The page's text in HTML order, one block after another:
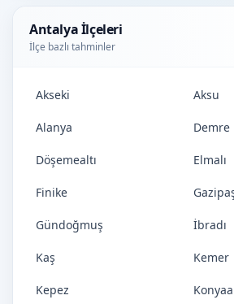
Antalya İlçeleri
İlçe bazlı tahminler
Akseki Aksu
Alanya Demre
Döşemealtı Elmalı
Finike
Gündoğmuş İbradı
Kaş Kemer
Kepez